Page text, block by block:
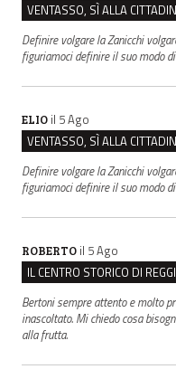
Definire volgare la Zanicchi
figuriamoci definire il suo modo
ELIO il 5 Ago
Definire volgare la Zanicchi
figuriamoci definire il suo modo
ROBERTO il 5 Ago
Bertoni sempre attento e molto
inascoltato. Mi chiedo cosa
alla frutta.